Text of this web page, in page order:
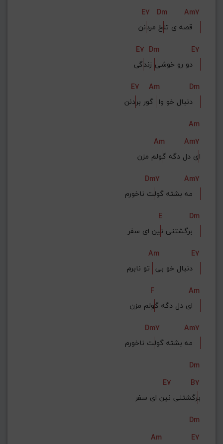
E7
Dm
Am7
قصه ی تلخ مرد
E7 Dm
E7
دو رو خوشی زند
E7
Am
Dm
دنبال خو وا گور بر
Am
Am
Am7
ای دل دگه گولم مزن
Dm7
Am7
مه بشته گول
E
Dm
برگشتنی ن
Am
E7
دنبال خو بی
F
Am
ای دل دگه گ
Dm7
Am7
مه بشته گول
Dm
E7
B7
برگشتنی نین ای سفر
Dm
Am
E7